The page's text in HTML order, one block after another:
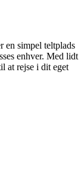
en simpel teltplads
enhver. Med lidt
at rejse i dit eget